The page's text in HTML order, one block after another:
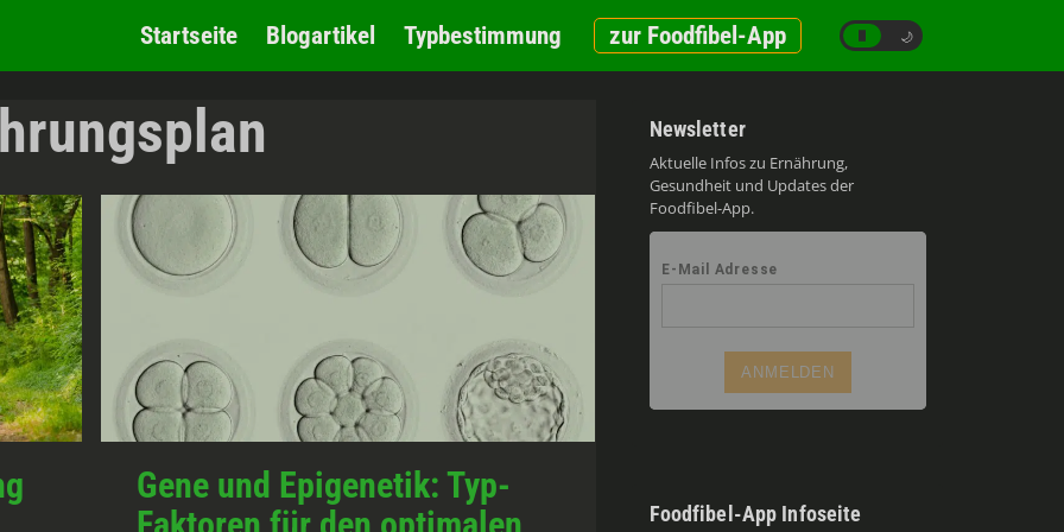
Startseite Blogartikel Typbestimmung zur Foodfibel-App ☀️ 🌙
Gene und Epigenetik: Typ-
Newsletter
Aktuelle Infos zu Ernährung,
Gesundheit und Updates der
Foodfibel-App.
Foodfibel-App Infoseite